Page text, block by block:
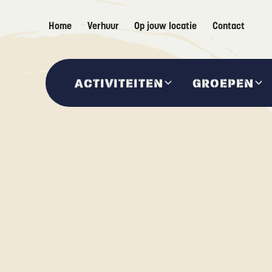
Home Verhuur Op jouw locatie Contact
ACTIVITEITEN GROEPEN